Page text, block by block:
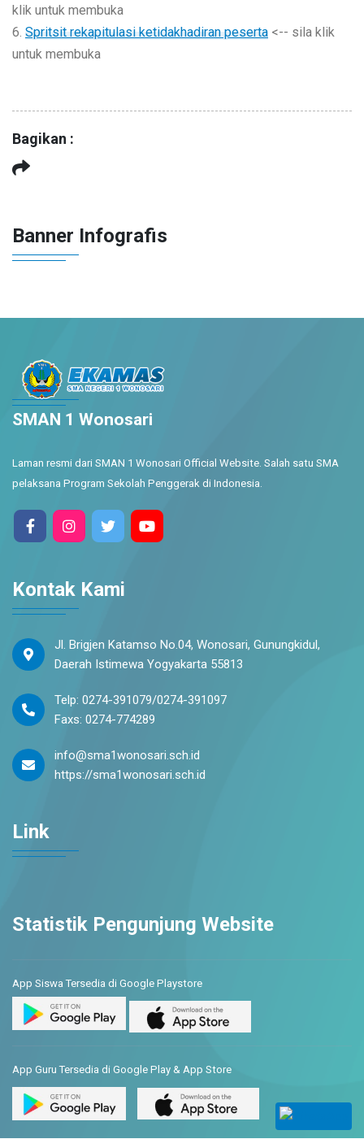
klik untuk membuka
6. Spritsit rekapitulasi ketidakhadiran peserta <-- sila klik
untuk membuka
Bagikan :
Banner Infografis
SMAN 1 Wonosari
Laman resmi dari SMAN 1 Wonosari Official Website. Salah satu SMA
pelaksana Program Sekolah Penggerak di Indonesia.
Kontak Kami
Jl. Brigjen Katamso No.04, Wonosari, Gunungkidul,
Daerah Istimewa Yogyakarta 55813
Telp: 0274-391079/0274-391097
Faxs: 0274-774289
info@sma1wonosari.sch.id
https://sma1wonosari.sch.id
Link
Statistik Pengunjung Website
App Siswa Tersedia di Google Playstore
App Guru Tersedia di Google Play & App Store